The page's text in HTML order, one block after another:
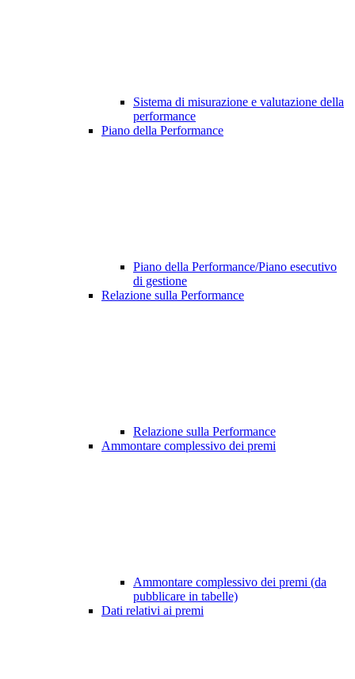
Sistema di misurazione e valutazione della
performance
Piano della Performance
Piano della Performance/Piano esecutivo
di gestione
Relazione sulla Performance
Relazione sulla Performance
Ammontare complessivo dei premi
Ammontare complessivo dei premi (da
pubblicare in tabelle)
Dati relativi ai premi